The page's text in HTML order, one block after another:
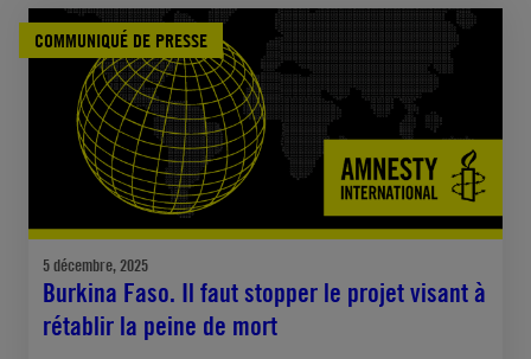
COMMUNIQUÉ DE PRESSE
5 décembre, 2025
Burkina Faso. Il faut stopper le projet visant à
rétablir la peine de mort